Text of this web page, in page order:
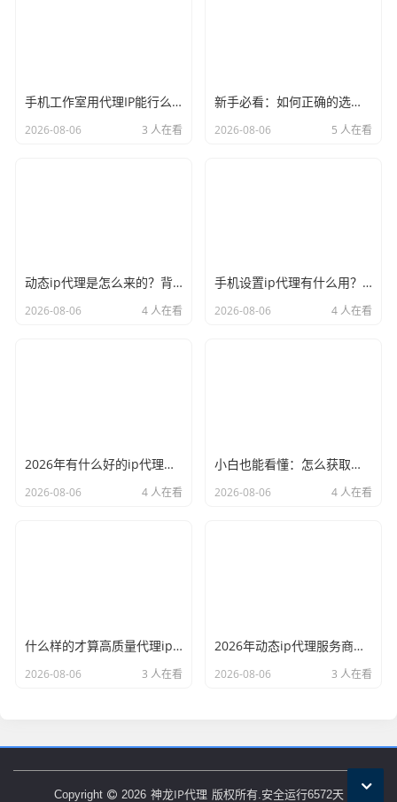
手机工作室用代理IP能行么？过来人的经验告诉你答案
2026-08-06 3 人在看
新手必看：如何正确的选择代理ip软件，别再交智商税了
2026-08-06 5 人在看
动态ip代理是怎么来的？背后的原理比你想象的精彩
2026-08-06 4 人在看
手机设置ip代理有什么用？不只是改定位那么简单
2026-08-06 4 人在看
2026年有什么好的ip代理软件？亲测后我只推荐这几个
2026-08-06 4 人在看
小白也能看懂：怎么获取代理ip和端口号，一步步教会你
2026-08-06 4 人在看
什么样的才算高质量代理ip？资深玩家总结了三个硬指标
2026-08-06 3 人在看
2026年动态ip代理服务商有哪些？这份清单建议收藏
2026-08-06 3 人在看
Copyright 2026 神龙IP代理 版权所有.安全运行6572天